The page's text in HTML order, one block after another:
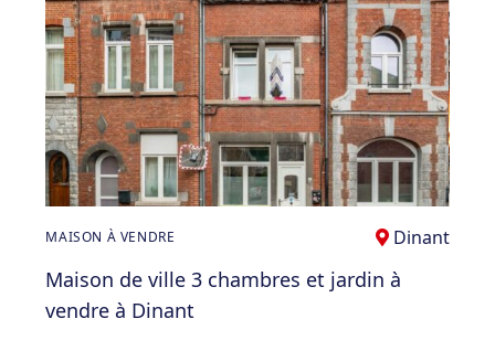
MAISON À VENDRE Dinant
Maison de ville 3 chambres et jardin à
vendre à Dinant